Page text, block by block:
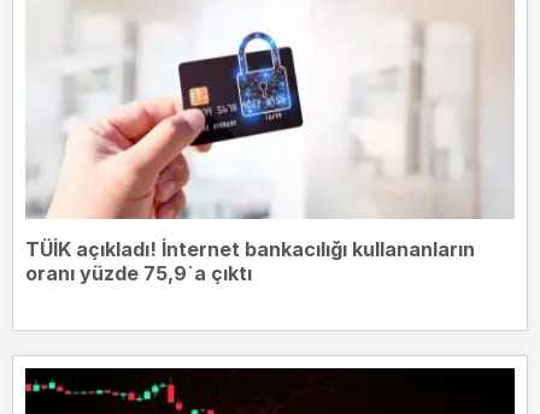
TÜİK açıkladı! İnternet bankacılığı kullananların
oranı yüzde 75,9`a çıktı